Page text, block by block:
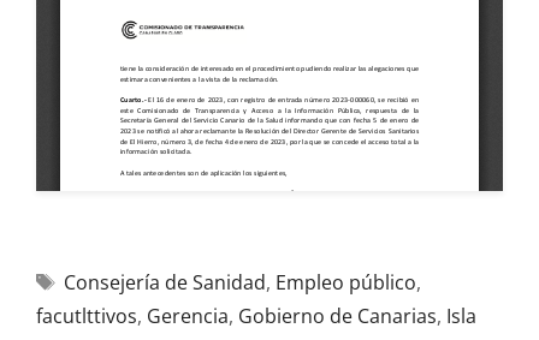
Consejería de Sanidad, Empleo público,
facutlttivos, Gerencia, Gobierno de Canarias, Isla